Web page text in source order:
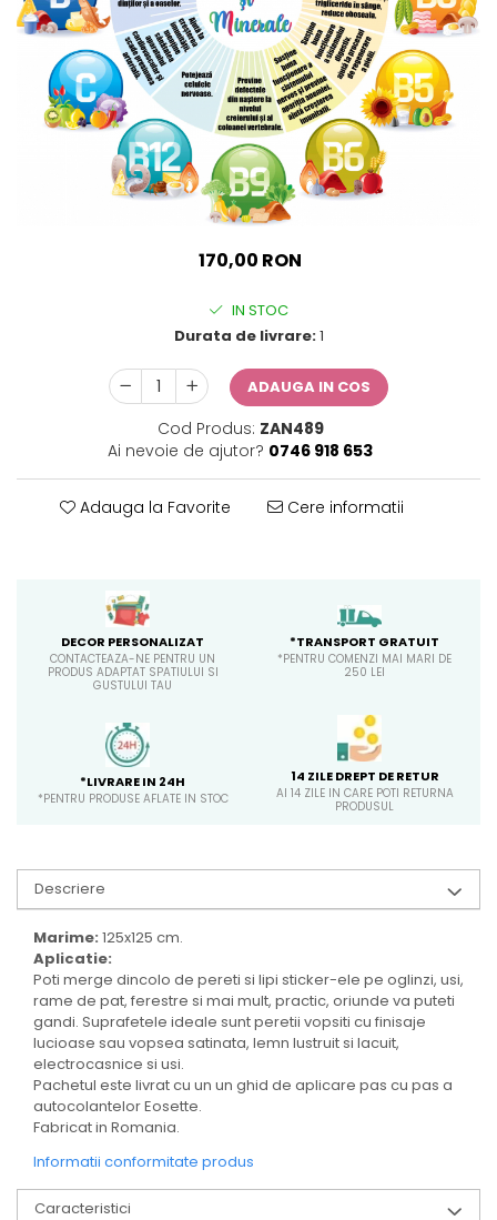
Sticker Harta Lumii
Stickere Cu Model Repetitiv
Stickere Perete Pentru Camera
De Zi
Stickere Pentru Bucatarie
Stickere pentru Usi
Stickere pentru Scari
170,00 RON
IN STOC
Durata de livrare:1
ADAUGA IN COS
Cod Produs: ZAN489
Ai nevoie de ajutor? 0746 918 653
Adauga la Favorite Cere informatii
DECOR PERSONALIZAT
CONTACTEAZA-NE PENTRU UN
PRODUS ADAPTAT SPATIULUI SI
GUSTULUI TAU
*TRANSPORT GRATUIT
*PENTRU COMENZI MAI MARI DE
250 LEI
*LIVRARE IN 24H
*PENTRU PRODUSE AFLATE IN STOC
14 ZILE DREPT DE RETUR
AI 14 ZILE IN CARE POTI RETURNA
PRODUSUL
Descriere
Marime: 125x125 cm.
Aplicatie:
Poti merge dincolo de pereti si lipi sticker-ele pe oglinzi, usi,
rame de pat, ferestre si mai mult, practic, oriunde va puteti
gandi. Suprafetele ideale sunt peretii vopsiti cu finisaje
lucioase sau vopsea satinata, lemn lustruit si lacuit,
electrocasnice si usi.
Pachetul este livrat cu un un ghid de aplicare pas cu pas a
autocolantelor Eosette.
Fabricat in Romania.
Informatii conformitate produs
Caracteristici